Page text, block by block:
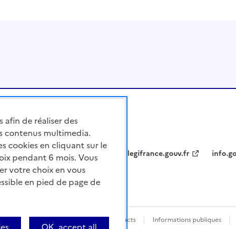
legifrance.gouv.fr
Questions fréquentes / Contacts Informations publiques
afin de réaliser des
contenus multimedia.
cookies en cliquant sur le
pendant 6 mois. Vous
votre choix en vous
en pied de page de